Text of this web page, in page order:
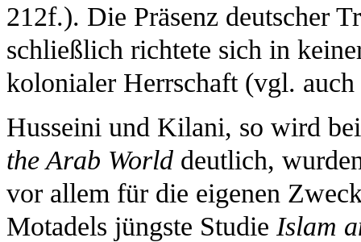
212f.). Die Präsenz deutscher
schließlich richtete sich in
kolonialer Herrschaft (vgl.
Husseini und Kilani, so wird
the Arab World deutlich,
vor allem für die eigenen
Motadels jüngste Studie Islam